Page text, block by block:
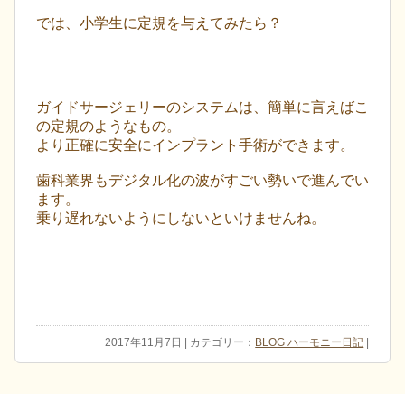
では、小学生に定規を与えてみたら？
ガイドサージェリーのシステムは、簡単に言えばこ
の定規のようなもの。
より正確に安全にインプラント手術ができます。
歯科業界もデジタル化の波がすごい勢いで進んでい
ます。
乗り遅れないようにしないといけませんね。
2017年11月7日 | カテゴリー： BLOG ハーモニー日記